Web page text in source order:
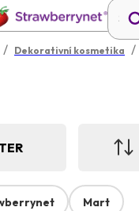
/ Dekorativní kosmetika /
Mart